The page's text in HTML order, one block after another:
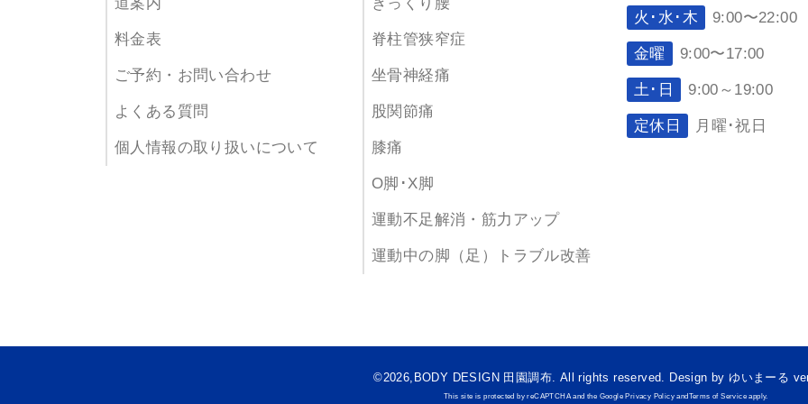
料金表
ご予約・お問い合わせ
よくある質問
個人情報の取り扱いについて
脊柱管狭窄症
坐骨神経痛
股関節痛
膝痛
O脚･X脚
運動不足解消・筋力アップ
運動中の脚（足）トラブル改善
火･水･木 9:00〜22:00
金曜 9:00〜17:00
土･日 9:00～19:00
定休日 月曜･祝日
©2026,BODY DESIGN 田園調布. All rights reserved. Design by ゆいまーる
This site is protected by reCAPTCHA and the Google Privacy Policy andTerms of Service apply.